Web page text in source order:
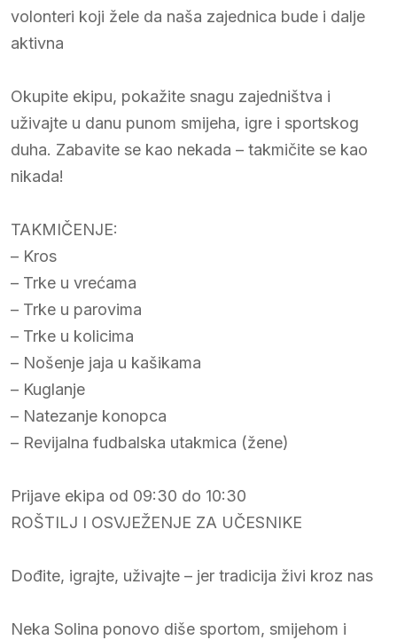
volonteri koji žele da naša zajednica bude i dalje
aktivna
Okupite ekipu, pokažite snagu zajedništva i
uživajte u danu punom smijeha, igre i sportskog
duha. Zabavite se kao nekada – takmičite se kao
nikada!
TAKMIČENJE:
– Kros
– Trke u vrećama
– Trke u parovima
– Trke u kolicima
– Nošenje jaja u kašikama
– Kuglanje
– Natezanje konopca
– Revijalna fudbalska utakmica (žene)
Prijave ekipa od 09:30 do 10:30
ROŠTILJ I OSVJEŽENJE ZA UČESNIKE
Dođite, igrajte, uživajte – jer tradicija živi kroz nas
Neka Solina ponovo diše sportom, smijehom i